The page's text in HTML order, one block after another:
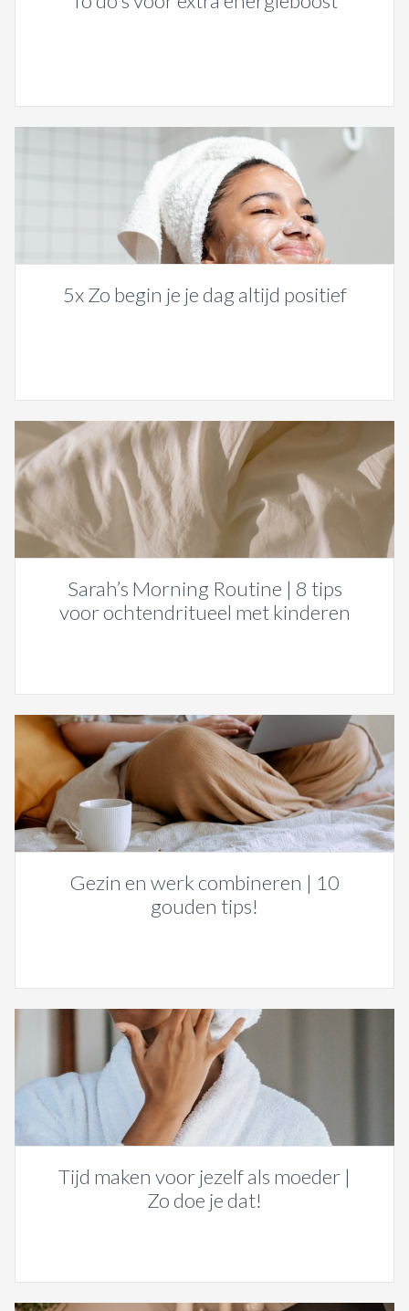
5x Zo begin je je dag altijd positief
Sarah’s Morning Routine | 8 tips
voor ochtendritueel met kinderen
Gezin en werk combineren | 10
gouden tips!
Tijd maken voor jezelf als moeder |
Zo doe je dat!